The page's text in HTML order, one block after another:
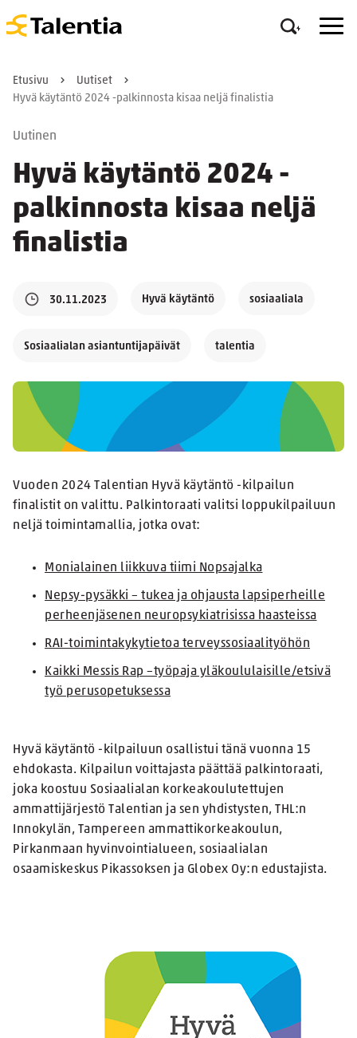
Etusivu
Uutiset
Hyvä käytäntö 2024 -palkinnosta kisaa neljä finalistia
Uutinen
Hyvä käytäntö 2024 -
palkinnosta kisaa neljä
finalistia
30.11.2023 Hyvä käytäntö sosiaaliala
Sosiaalialan asiantuntijapäivät talentia
Vuoden 2024 Talentian Hyvä käytäntö -kilpailun
finalistit on valittu. Palkintoraati valitsi loppukilpailuun
neljä toimintamallia, jotka ovat:
Monialainen liikkuva tiimi Nopsajalka
Nepsy-pysäkki – tukea ja ohjausta lapsiperheille
perheenjäsenen neuropsykiatrisissa haasteissa
RAI-toimintakykytietoa terveyssosiaalityöhön
Kaikki Messis Rap –työpaja yläkoululaisille/etsivä
työ perusopetuksessa
Hyvä käytäntö -kilpailuun osallistui tänä vuonna 15
ehdokasta. Kilpailun voittajasta päättää palkintoraati,
joka koostuu Sosiaalialan korkeakoulutettujen
ammattijärjestö Talentian ja sen yhdistysten, THL:n
Innokylän, Tampereen ammattikorkeakoulun,
Pirkanmaan hyvinvointialueen, sosiaalialan
osaamiskeskus Pikassoksen ja Globex Oy:n edustajista.